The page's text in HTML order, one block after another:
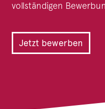
vollständigen
Jetzt bewerben